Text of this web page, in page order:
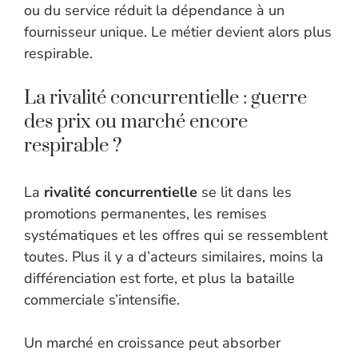
ou du service réduit la dépendance à un
fournisseur unique. Le métier devient alors plus
respirable.
La rivalité concurrentielle : guerre
des prix ou marché encore
respirable ?
La rivalité concurrentielle se lit dans les
promotions permanentes, les remises
systématiques et les offres qui se ressemblent
toutes. Plus il y a d’acteurs similaires, moins la
différenciation est forte, et plus la bataille
commerciale s’intensifie.
Un marché en croissance peut absorber